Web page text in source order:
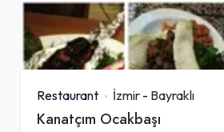
Restaurant İzmir - Bayraklı
Kanatçım Ocakbaşı